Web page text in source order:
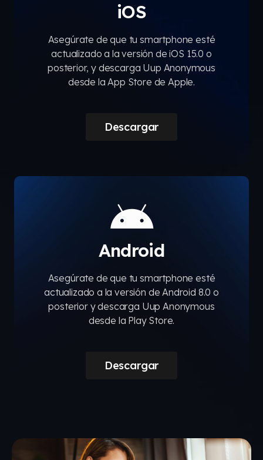
iOS
Asegúrate de que tu smartphone esté
actualizado a la versión de iOS 15.0 o
posterior, y descarga Uup Anonymous
desde la App Store de Apple.
Descargar
Android
Asegúrate de que tu smartphone esté
actualizado a la versión de Android 8.0 o
posterior y descarga Uup Anonymous
desde la Play Store.
Descargar